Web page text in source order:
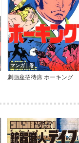
マンガ｜巻
劇画座招待席 ホーキング